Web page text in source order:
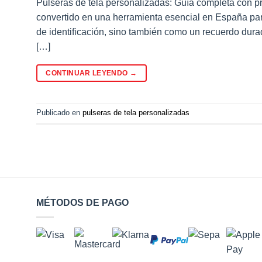
Pulseras de tela personalizadas: Guía completa con
convertido en una herramienta esencial en España
de identificación, sino también como un recuerdo
[…]
CONTINUAR LEYENDO →
Publicado en pulseras de tela personalizadas
MÉTODOS DE PAGO